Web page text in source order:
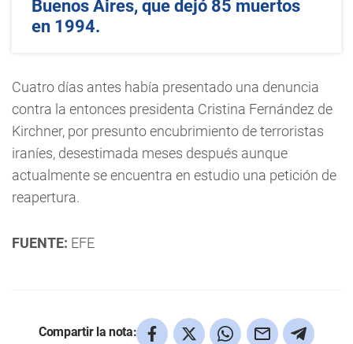
Buenos Aires, que dejó 85 muertos
en 1994.
Cuatro días antes había presentado una denuncia
contra la entonces presidenta Cristina Fernández de
Kirchner, por presunto encubrimiento de terroristas
iraníes, desestimada meses después aunque
actualmente se encuentra en estudio una petición de
reapertura.
FUENTE: EFE
Compartir la nota: